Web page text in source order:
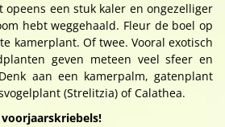
opeens een stuk kaler en ongezelliger
hebt weggehaald. Fleur de boel op
kamerplant. Of twee. Vooral exotisch
geven meteen veel sfeer en
aan een kamerpalm, gatenplant
(Strelitzia) of Calathea.